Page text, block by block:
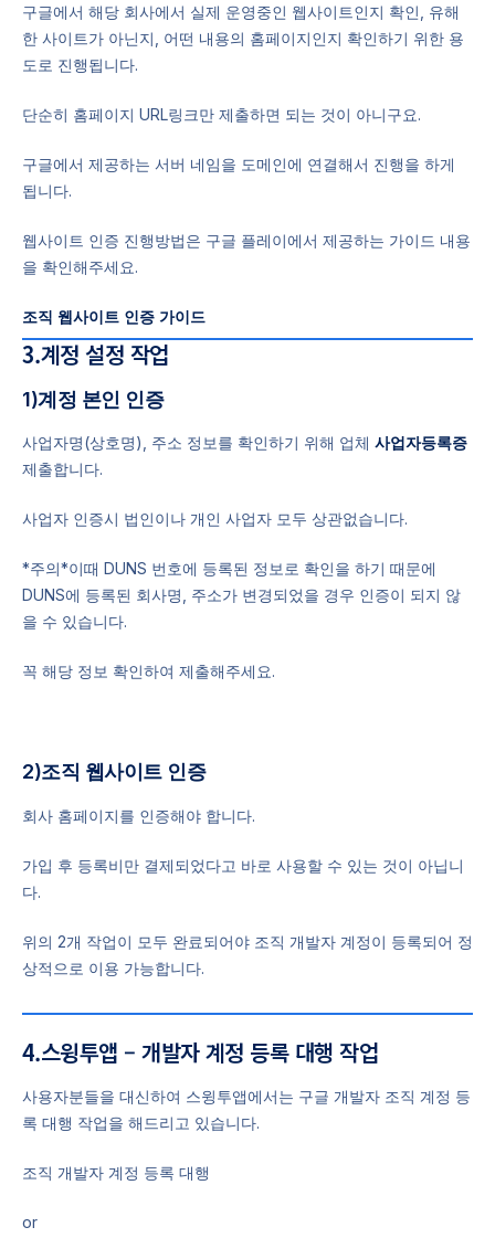
구글에서 해당 회사에서 실제 운영중인 웹사이트인지 확인, 유해
한 사이트가 아닌지, 어떤 내용의 홈페이지인지 확인하기 위한 용
도로 진행됩니다.
단순히 홈페이지 URL링크만 제출하면 되는 것이 아니구요.
구글에서 제공하는 서버 네임을 도메인에 연결해서 진행을 하게
됩니다.
웹사이트 인증 진행방법은 구글 플레이에서 제공하는 가이드 내용
을 확인해주세요.
조직 웹사이트 인증 가이드
3.계정 설정 작업
1)계정 본인 인증
사업자명(상호명), 주소 정보를 확인하기 위해 업체 사업자등록증
제출합니다.
사업자 인증시 법인이나 개인 사업자 모두 상관없습니다.
*주의*이때 DUNS 번호에 등록된 정보로 확인을 하기 때문에
DUNS에 등록된 회사명, 주소가 변경되었을 경우 인증이 되지 않
을 수 있습니다.
꼭 해당 정보 확인하여 제출해주세요.
2)조직 웹사이트 인증
회사 홈페이지를 인증해야 합니다.
가입 후 등록비만 결제되었다고 바로 사용할 수 있는 것이 아닙니
다.
위의 2개 작업이 모두 완료되어야 조직 개발자 계정이 등록되어 정
상적으로 이용 가능합니다.
4.스윙투앱 – 개발자 계정 등록 대행 작업
사용자분들을 대신하여 스윙투앱에서는 구글 개발자 조직 계정 등
록 대행 작업을 해드리고 있습니다.
조직 개발자 계정 등록 대행
or